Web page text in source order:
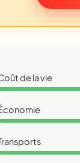
de la vie